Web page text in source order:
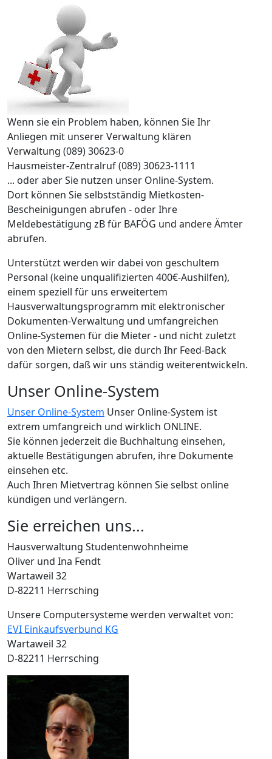
Wenn sie ein Problem haben, können Sie Ihr
Anliegen mit unserer Verwaltung klären
Verwaltung (089) 30623-0
Hausmeister-Zentralruf (089) 30623-1111
... oder aber Sie nutzen unser Online-System.
Dort können Sie selbstständig Mietkosten-
Bescheinigungen abrufen - oder Ihre
Meldebestätigung zB für BAFÖG und andere Ämter
abrufen.
Unterstützt werden wir dabei von geschultem
Personal (keine unqualifizierten 400€-Aushilfen),
einem speziell für uns erweitertem
Hausverwaltungsprogramm mit elektronischer
Dokumenten-Verwaltung und umfangreichen
Online-Systemen für die Mieter - und nicht zuletzt
von den Mietern selbst, die durch Ihr Feed-Back
dafür sorgen, daß wir uns ständig weiterentwickeln.
Unser Online-System
Unser Online-System Unser Online-System ist
extrem umfangreich und wirklich ONLINE.
Sie können jederzeit die Buchhaltung einsehen,
aktuelle Bestätigungen abrufen, ihre Dokumente
einsehen etc.
Auch Ihren Mietvertrag können Sie selbst online
kündigen und verlängern.
Sie erreichen uns...
Hausverwaltung Studentenwohnheime
Oliver und Ina Fendt
Wartaweil 32
D-82211 Herrsching
Unsere Computersysteme werden verwaltet von:
EVI Einkaufsverbund KG
Wartaweil 32
D-82211 Herrsching